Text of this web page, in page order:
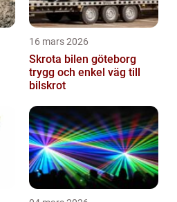
16 mars 2026
Skrota bilen göteborg
trygg och enkel väg till
bilskrot